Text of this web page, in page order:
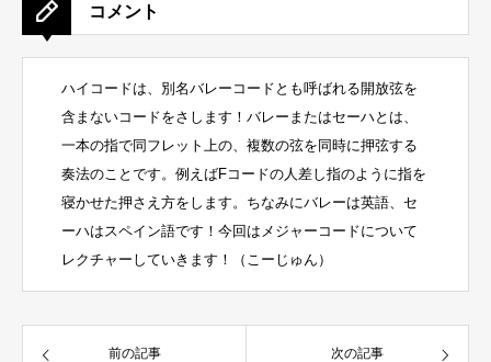
コメント
ハイコードは、別名バレーコードとも呼ばれる開放弦を
含まないコードをさします！バレーまたはセーハとは、
一本の指で同フレット上の、複数の弦を同時に押弦する
奏法のことです。例えばFコードの人差し指のように指を
寝かせた押さえ方をします。ちなみにバレーは英語、セ
ーハはスペイン語です！今回はメジャーコードについて
レクチャーしていきます！（こーじゅん）
前の記事 次の記事